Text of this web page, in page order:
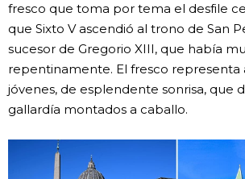
fresco que toma por tema el desfile
que Sixto V ascendió al trono de San
sucesor de Gregorio XIII, que había
repentinamente. El fresco representa
jóvenes, de esplendente sonrisa, que
gallardía montados a caballo.